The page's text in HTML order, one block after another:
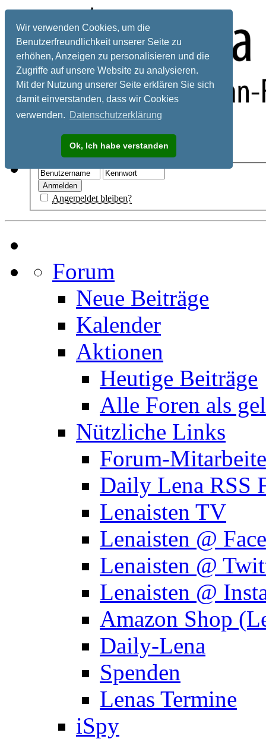
Wir verwenden Cookies, um die
Benutzerfreundlichkeit unserer Seite zu
erhöhen, Anzeigen zu personalisieren und die
Zugriffe auf unsere Website zu analysieren.
Mit der Nutzung unserer Seite erklären Sie sich
damit einverstanden, dass wir Cookies
verwenden. Datenschutzerklärung
Ok, Ich habe verstanden
Registrieren
Angemeldet bleiben?
Forum
Neue Beiträge
Kalender
Aktionen
Heutige Beiträge
Alle Foren als
Nützliche Links
Forum-
Daily Lena RSS
Lenaisten TV
Lenaisten @
Lenaisten @
Lenaisten @
Amazon Shop
Daily-Lena
Spenden
Lenas Termine
iSpy